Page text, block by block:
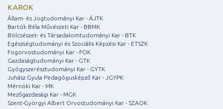
KAROK
Állam- és Jogtudományi Kar - ÁJTK
Bartók Béla Művészeti Kar - BBMK
Bölcsészet- és Társadalomtudományi Kar - BTK
Egészségtudományi és Szociális Képzési Kar - ETSZK
Fogorvostudományi Kar - FOK
Gazdaságtudományi Kar - GTK
Gyógyszerésztudományi Kar - GYTK
Juhász Gyula Pedagógusképző Kar - JGYPK
Mérnöki Kar - MK
Mezőgazdasági Kar - MGK
Szent-Györgyi Albert Orvostudományi Kar - SZAOK